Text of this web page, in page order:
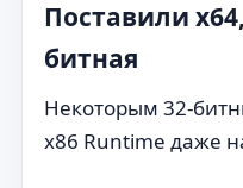
Поставили
битная
Некоторым 32-
x86 Runtime даже